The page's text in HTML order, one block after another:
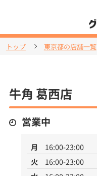
トップ 東京都の店舗一覧
牛角 葛西店
営業中
月
16:00-23:00
火
16:00-23:00